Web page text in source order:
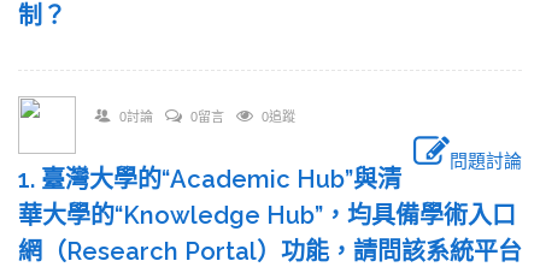
制？
0討論 0留言 0追蹤
問題討論
1. 臺灣大學的“Academic Hub”與清
華大學的“Knowledge Hub”，均具備學術入口
網（Research Portal）功能，請問該系統平台